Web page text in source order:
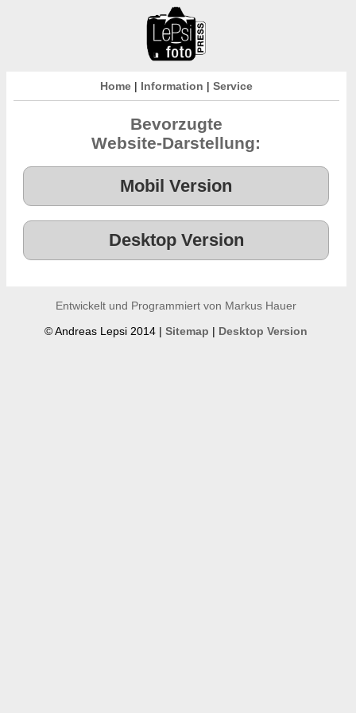
Home| Information | Service
Bevorzugte
Website-Darstellung:
Entwickelt und Programmiert von Markus Hauer
© Andreas Lepsi 2014 |Sitemap | Desktop Version